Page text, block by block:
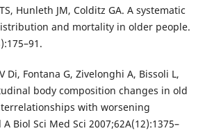
Hunleth JM, Colditz GA. A systematic
and mortality in older people.
Di, Fontana G, Zivelonghi A, Bissoli L,
body composition changes in old
with worsening
Biol Sci Med Sci 2007;62A(12):1375–